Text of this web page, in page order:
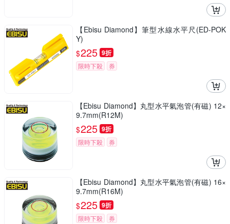
【Ebisu Diamond】筆型水線水平尺(ED-POK
Y)
$225 9折
限時下殺 券
【Ebisu Diamond】丸型水平氣泡管(有磁) 12×
9.7mm(R12M)
$225 9折
限時下殺 券
【Ebisu Diamond】丸型水平氣泡管(有磁) 16×
9.7mm(R16M)
$225 9折
限時下殺 券